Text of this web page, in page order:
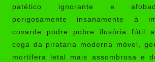
patético ignorante e
perigosamente insanamente à
covarde podre pobre ilusória fútil
cega da pirataria moderna móvel,
mortífera letal mais assombrosa e